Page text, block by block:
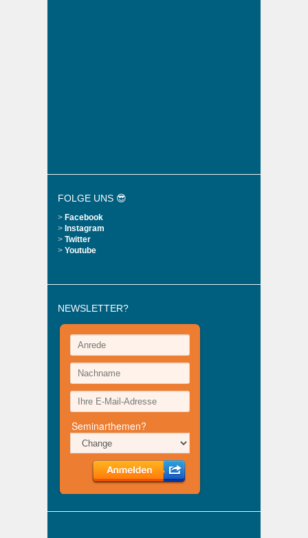
FOLGE UNS 😎
> Facebook
> Instagram
> Twitter
> Youtube
NEWSLETTER?